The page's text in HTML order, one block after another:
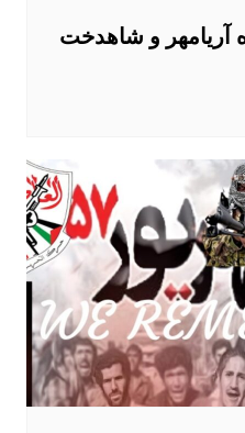
آریامهر و شاهدخت